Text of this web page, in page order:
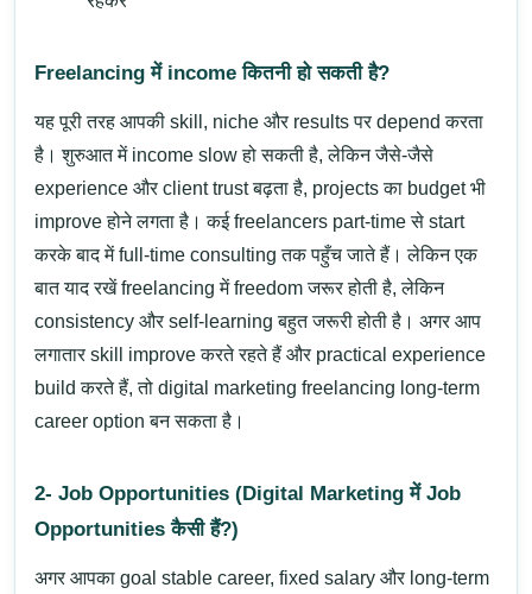
Freelancing में income कितनी हो सकती है?
यह पूरी तरह आपकी skill, niche और results पर depend करता
है। शुरुआत में income slow हो सकती है, लेकिन जैसे-जैसे
experience और client trust बढ़ता है, projects का budget भी
improve होने लगता है। कई freelancers part-time से start
करके बाद में full-time consulting तक पहुँच जाते हैं।लेकिन एक
बात याद रखेंfreelancing में freedom जरूर होती है, लेकिन
consistency और self-learning बहुत जरूरी होती है। अगर आप
लगातार skill improve करते रहते हैं और practical experience
build करते हैं, तो digital marketing freelancing long-term
career option बन सकता है।
2- Job Opportunities (Digital Marketing में Job
Opportunities कैसी हैं?)
अगर आपका goal stable career, fixed salary और long-term